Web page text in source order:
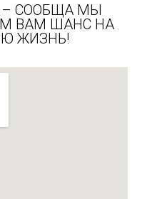
– СООБЩА МЫ
ВАМ ШАНС НА
ЖИЗНЬ!